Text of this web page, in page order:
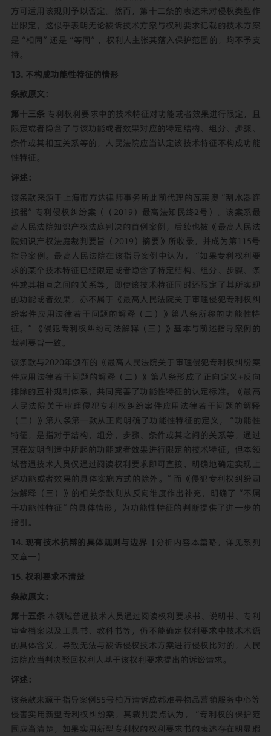
方可适用该规则予以否定。然而，第十二条的表述未对侵权类型作
出限定，这似乎表明无论被诉技术方案与权利要求记载的技术方案
是“相同”还是“等同”，权利人主张其落入保护范围的，均不予支
持。
13. 不构成功能性特征的情形
条款原文：
第十三条专利权利要求中的技术特征对功能或者效果进行限定，且
限定或者隐含了与该功能或者效果对应的特定结构、组分、步骤、
条件或其相互关系等的，人民法院应当认定该技术特征不构成功能
性特征。
评述：
该条款来源于上海市方达律师事务所此前代理的瓦莱奥“刮水器连
接器”专利侵权纠纷案（（2019）最高法知民终2号）。该案系最
高人民法院知识产权法庭判决的首例案例，后续也被《最高人民法
院知识产权法庭裁判要旨（2019）摘要》所收录，并成为第115号
指导案例。最高人民法院在该指导案例中认为，“如果专利权利要
求的某个技术特征已经限定或者隐含了特定结构、组分、步骤、条
件或其相互之间的关系等，即使该技术特征同时还限定了其所实现
的功能或者效果，亦不属于《最高人民法院关于审理侵犯专利权纠
纷案件应用法律若干问题的解释（二）》第八条所称的功能性特
征。”《侵犯专利权纠纷司法解释（三）》基本与前述指导案例的
裁判要旨一致。
该条款与2020年颁布的《最高人民法院关于审理侵犯专利权纠纷案
件应用法律若干问题的解释（二）》第八条形成了正向定义+反向
排除的互补规制体系，共同完善了功能性特征的认定标准。《最高
人民法院关于审理侵犯专利权纠纷案件应用法律若干问题的解释
（二）》第八条第一款从正向明确了功能性特征的定义，“功能性
特征，是指对于结构、组分、步骤、条件或其之间的关系等，通过
其在发明创造中所起的功能或者效果进行限定的技术特征，但本领
域普通技术人员仅通过阅读权利要求即可直接、明确地确定实现上
述功能或者效果的具体实施方式的除外。”而《侵犯专利权纠纷司
法解释（三）》的相关条款则从反向维度作出补充，明确了“不属
于功能性特征”的具体情形，为功能性特征的判断提供了进一步的
指引。
14. 现有技术抗辩的具体规则与边界 【分析内容本篇略，详见系列
文章一 】
15. 权利要求不清楚
条款原文：
第十五条本领域普通技术人员通过阅读权利要求书、说明书、专利
审查档案以及工具书、教科书等，仍不能确定权利要求中技术术语
的具体含义，导致无法与被诉侵权技术方案进行侵权比对的，人民
法院应当判决驳回权利人基于该权利要求提出的诉讼请求。
评述：
该条款来源于指导案例55号柏万清诉成都难寻物品营销服务中心等
侵害实用新型专利权纠纷案，其裁判要点认为，“专利权的保护范
围应当清楚，如果实用新型专利权的权利要求书的表述存在明显瑕